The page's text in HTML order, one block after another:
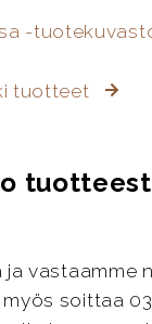
-
tuotteet
vastaamme
soittaa